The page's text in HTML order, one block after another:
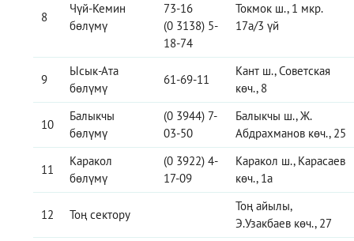
8
Чүй-Кемин
бөлүмү
73-16
(0 3138) 5-
18-74
Токмок ш., 1 мкр.
17а/3 үй
9
Ысык-Ата
бөлүмү
61-69-11
Кант ш., Советская
көч., 8
10
Балыкчы
бөлүмү
(0 3944) 7-
03-50
Балыкчы ш., Ж.
Абдрахманов көч., 25
11
Каракол
бөлүмү
(0 3922) 4-
17-09
Каракол ш., Карасаев
көч., 1а
12 Тоң сектору
Тоң айылы,
Э.Узакбаев көч., 27